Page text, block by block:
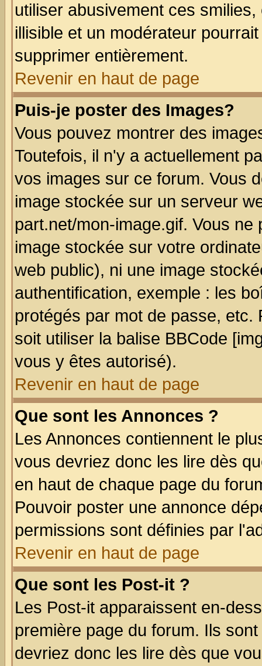
utiliser abusivement ces
illisible et un modérateur
supprimer entièrement.
Revenir en haut de page
Puis-je poster des Images?
Vous pouvez montrer des
Toutefois, il n'y a actuellement
vos images sur ce forum. Vous
image stockée sur un serveur
part.net/mon-image.gif. Vous
image stockée sur votre
web public), ni une image
authentification, exemple : les
protégés par mot de passe,
soit utiliser la balise BBCode
vous y êtes autorisé).
Revenir en haut de page
Que sont les Annonces ?
Les Annonces contiennent le
vous devriez donc les lire dès
en haut de chaque page du
Pouvoir poster une annonce
permissions sont définies par
Revenir en haut de page
Que sont les Post-it ?
Les Post-it apparaissent en-
première page du forum. Ils
devriez donc les lire dès que